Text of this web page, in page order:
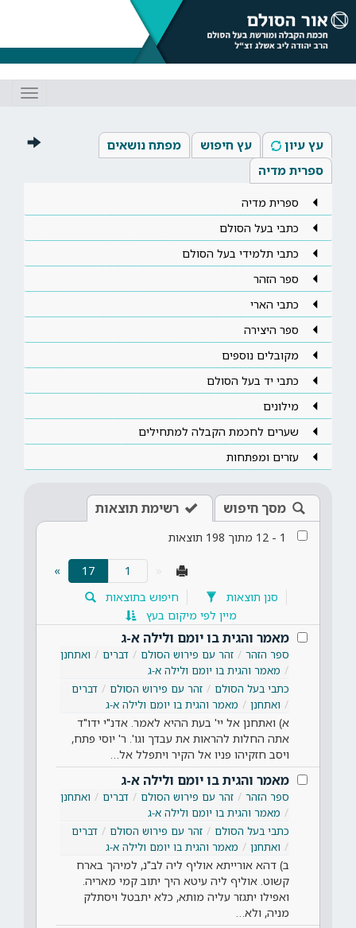
עץ עיון עץ חיפוש
מפתח נושאים
ספרית מדיה
ספרית מדיה
כתבי בעל הסולם
כתבי תלמידי בעל הסולם
ספר הזהר
כתבי הארי
ספר היצירה
מקובלים נוספים
כתבי יד בעל הסולם
מילונים
שערים לחכמת הקבלה למתחילים
עזרים ומפתחות
מסך חיפוש רשימת תוצאות
1
-
12 מתוך 198 תוצאות
17
»
סנן תוצאות
חיפוש בתוצאות
מיין לפי מיקום בעץ
מאמר והגית בו יומם ולילה א-ג
ספר הזהר זהר עם פירוש הסולם דברים
ואתחנן
מאמר והגית בו יומם ולילה א-ג
כתבי בעל הסולם
זהר עם פירוש הסולם
דברים
ואתחנן
מאמר והגית בו יומם ולילה א-ג
א) ואתחנן אל יי' בעת ההיא לאמר. אדנ"י ידו"ד
אתה החלות להראות את עבדך וגו'. ר' יוסי פתח,
ויסב חזקיהו פניו אל הקיר ויתפלל אל…
מאמר והגית בו יומם ולילה א-ג
ספר הזהר זהר עם פירוש הסולם דברים
ואתחנן
מאמר והגית בו יומם ולילה א-ג
כתבי בעל הסולם
זהר עם פירוש הסולם
דברים
ואתחנן
מאמר והגית בו יומם ולילה א-ג
ב) דהא אורייתא אוליף ליה לב"נ, למיהך בארח
קשוט. אוליף ליה עיטא היך יתוב קמי מאריה.
ואפילו יתגזר עליה מותא, כלא יתבטל ויסתלק
מניה, ולא…